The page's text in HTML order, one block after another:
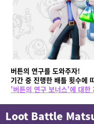
버튼의 연구를 도와주자!
기간 중 진행한 배틀 횟수에
'버튼의 연구 보너스'에 대한
Loot Battle